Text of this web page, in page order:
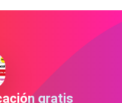
gratis